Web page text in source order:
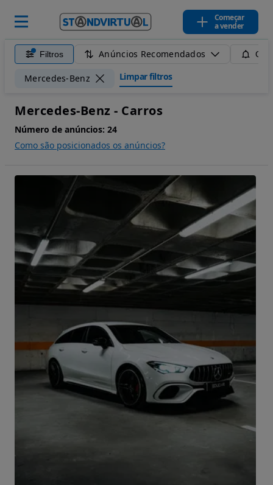
Começar
a vender
Filtros Anúncios Recomendados
Mercedes-Benz Limpar filtros
Mercedes-Benz - Carros
Número de anúncios: 24
Como são posicionados os anúncios?